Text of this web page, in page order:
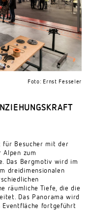
Foto: Ernst Fesseler
für Besucher mit der
Alpen zum
Das Bergmotiv wird im
dreidimensionalen
räumliche Tiefe, die die
Das Panorama wird
Eventfläche fortgeführt